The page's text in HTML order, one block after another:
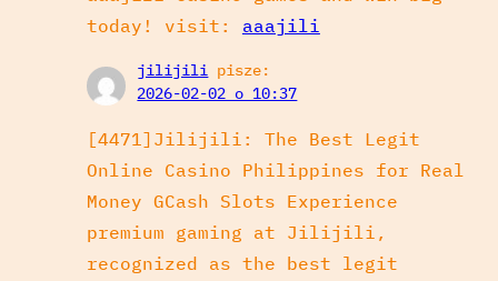
today! visit: aaajili
jilijili pisze:
2026-02-02 o 10:37
[4471]Jilijili: The Best Legit
Online Casino Philippines for Real
Money GCash Slots Experience
premium gaming at Jilijili,
recognized as the best legit